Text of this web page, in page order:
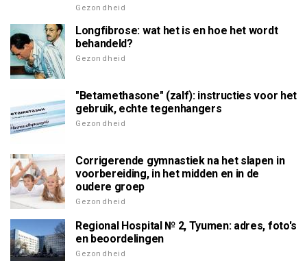
Gezondheid
Longfibrose: wat het is en hoe het wordt
behandeld?
Gezondheid
"Betamethasone" (zalf): instructies voor het
gebruik, echte tegenhangers
Gezondheid
Corrigerende gymnastiek na het slapen in
voorbereiding, in het midden en in de
oudere groep
Gezondheid
Regional Hospital № 2, Tyumen: adres, foto's
en beoordelingen
Gezondheid